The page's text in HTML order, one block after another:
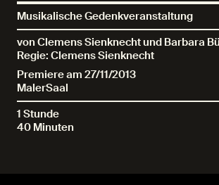
Musikalische Gedenkveranstaltung
von Clemens Sienknecht und Barbara
Regie: Clemens Sienknecht
Premiere am 27/11/2013
MalerSaal
1 Stunde
40 Minuten